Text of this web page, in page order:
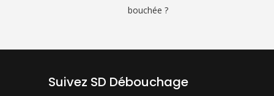
bouchée ?
Suivez SD Débouchage